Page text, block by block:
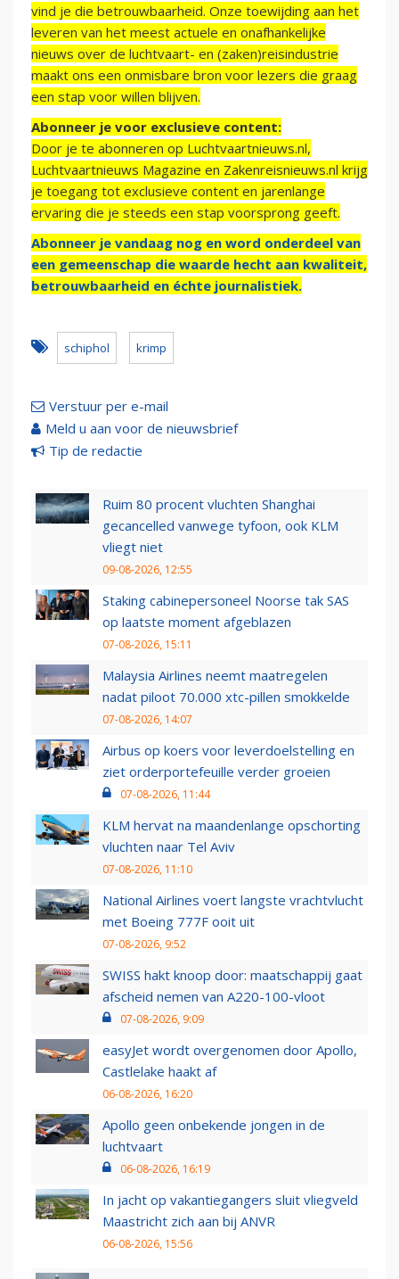
vind je die betrouwbaarheid. Onze toewijding aan het
leveren van het meest actuele en onafhankelijke
nieuws over de luchtvaart- en (zaken)reisindustrie
maakt ons een onmisbare bron voor lezers die graag
een stap voor willen blijven.
Abonneer je voor exclusieve content:
Door je te abonneren op Luchtvaartnieuws.nl,
Luchtvaartnieuws Magazine en Zakenreisnieuws.nl krijg
je toegang tot exclusieve content en jarenlange
ervaring die je steeds een stap voorsprong geeft.
Abonneer je vandaag nog en word onderdeel van
een gemeenschap die waarde hecht aan kwaliteit,
betrouwbaarheid en échte journalistiek.
schiphol krimp
Verstuur per e-mail
Meld u aan voor de nieuwsbrief
Tip de redactie
Ruim 80 procent vluchten Shanghai
gecancelled vanwege tyfoon, ook KLM
vliegt niet
09-08-2026, 12:55
Staking cabinepersoneel Noorse tak SAS
op laatste moment afgeblazen
07-08-2026, 15:11
Malaysia Airlines neemt maatregelen
nadat piloot 70.000 xtc-pillen smokkelde
07-08-2026, 14:07
Airbus op koers voor leverdoelstelling en
ziet orderportefeuille verder groeien
07-08-2026, 11:44
KLM hervat na maandenlange opschorting
vluchten naar Tel Aviv
07-08-2026, 11:10
National Airlines voert langste vrachtvlucht
met Boeing 777F ooit uit
07-08-2026, 9:52
SWISS hakt knoop door: maatschappij gaat
afscheid nemen van A220-100-vloot
07-08-2026, 9:09
easyJet wordt overgenomen door Apollo,
Castlelake haakt af
06-08-2026, 16:20
Apollo geen onbekende jongen in de
luchtvaart
06-08-2026, 16:19
In jacht op vakantiegangers sluit vliegveld
Maastricht zich aan bij ANVR
06-08-2026, 15:56